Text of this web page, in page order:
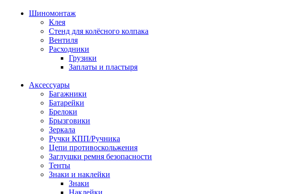
Шиномонтаж
Клея
Стенд для колёсного колпака
Вентиля
Расходники
Грузики
Заплаты и пластыря
Аксессуары
Багажники
Батарейки
Брелоки
Брызговики
Зеркала
Ручки КПП/Ручника
Цепи противоскольжения
Заглушки ремня безопасности
Тенты
Знаки и наклейки
Знаки
Наклейки